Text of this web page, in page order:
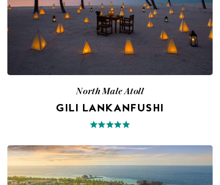
North Male Atoll
GILI LANKANFUSHI